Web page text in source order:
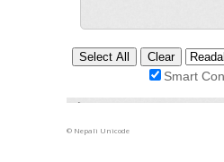
© Nepali Unicode